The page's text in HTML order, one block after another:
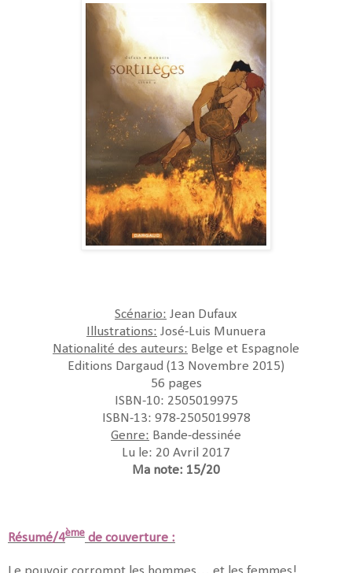
Scénario: Jean Dufaux
Illustrations: José-Luis Munuera
Nationalité des auteurs: Belge et Espagnole
Editions Dargaud (13 Novembre 2015)
56 pages
ISBN-10: 2505019975
ISBN-13: 978-2505019978
Genre: Bande-dessinée
Lu le: 20 Avril 2017
Ma note: 15/20
Résumé/4ème de couverture :